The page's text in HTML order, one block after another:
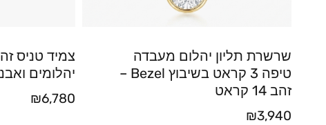
שרשרת תליון יהלום מעבדה
טיפה 3 קראט בשיבוץ Bezel –
זהב 14 קראט
₪3,940
צמיד טניס
יהלומים
₪6,780